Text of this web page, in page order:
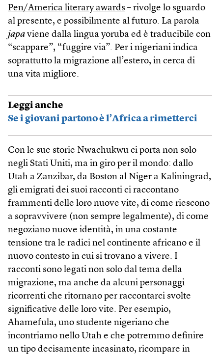
Pen/America literary awards – rivolge lo sguardo
al presente, e possibilmente al futuro. La parola
japa viene dalla lingua yoruba ed è traducibile con
“scappare”, “fuggire via”. Per i nigeriani indica
soprattutto la migrazione all’estero, in cerca di
una vita migliore.
Leggi anche
Se i giovani partono è l’Africa a rimetterci
Con le sue storie Nwachukwu ci porta non solo
negli Stati Uniti, ma in giro per il mondo: dallo
Utah a Zanzibar, da Boston al Niger a Kaliningrad,
gli emigrati dei suoi racconti ci raccontano
frammenti delle loro nuove vite, di come riescono
a sopravvivere (non sempre legalmente), di come
negoziano nuove identità, in una costante
tensione tra le radici nel continente africano e il
nuovo contesto in cui si trovano a vivere. I
racconti sono legati non solo dal tema della
migrazione, ma anche da alcuni personaggi
ricorrenti che ritornano per raccontarci svolte
significative delle loro vite. Per esempio,
Ahamefula, uno studente nigeriano che
incontriamo nello Utah e che potremmo definire
un tipo decisamente incasinato, ricompare in